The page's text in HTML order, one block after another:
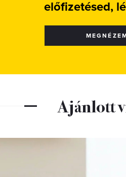
előfizetésed,
Ajánlott